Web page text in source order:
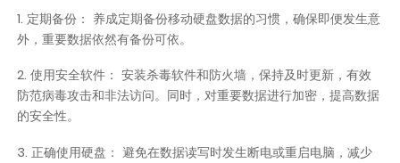
1. 定期备份： 养成定期备份移动硬盘数据的习惯，确保即便发生意
外，重要数据依然有备份可依。
2. 使用安全软件： 安装杀毒软件和防火墙，保持及时更新，有效
防范病毒攻击和非法访问。同时，对重要数据进行加密，提高数据
的安全性。
3. 正确使用硬盘： 避免在数据读写时发生断电或重启电脑，减少